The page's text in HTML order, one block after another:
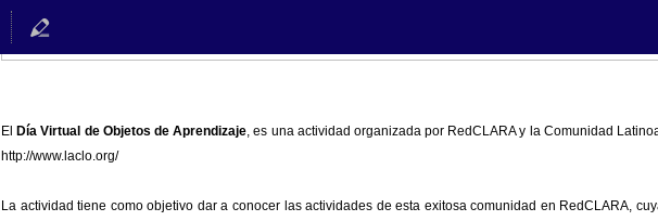
El Día Virtual de Objetos de Aprendizaje, es una actividad organizada por RedCLARA y la Comunidad
http://www.laclo.org/
La actividad tiene como objetivo dar a conocer las actividades de esta exitosa comunidad en RedCLARA,